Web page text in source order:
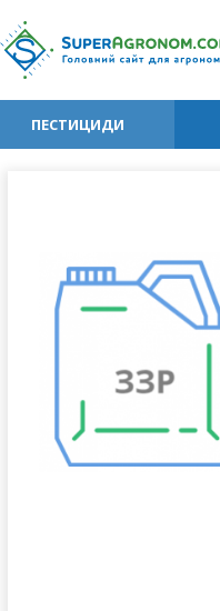
ПЕСТИЦИДИ